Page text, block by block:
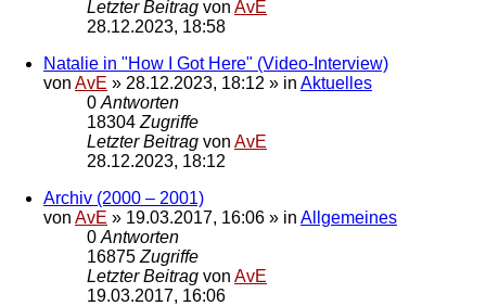
Letzter Beitrag von AvE
28.12.2023, 18:58
Natalie in "How I Got Here" (Video-Interview)
von AvE » 28.12.2023, 18:12 » in Aktuelles
0 Antworten
18304 Zugriffe
Letzter Beitrag von AvE
28.12.2023, 18:12
Archiv (2000 – 2001)
von AvE » 19.03.2017, 16:06 » in Allgemeines
0 Antworten
16875 Zugriffe
Letzter Beitrag von AvE
19.03.2017, 16:06